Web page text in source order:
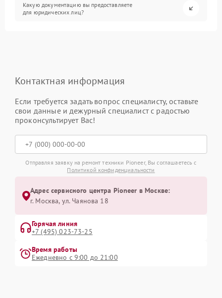
Какую документацию вы предоставляете
для юридических лиц?
Контактная информация
Если требуется задать вопрос специалисту, оставьте
свои данные и дежурный специалист с радостью
проконсультирует Вас!
Отправляя заявку на ремонт техники Pioneer, Вы соглашаетесь с
Политикой конфиденциальности
Адрес сервисного центра Pioneer в Москве:
г. Москва, ул. Чаянова 18
Горячая линия
+7 (495) 023-73-25
Время работы
Ежедневно с 9:00 до 21:00